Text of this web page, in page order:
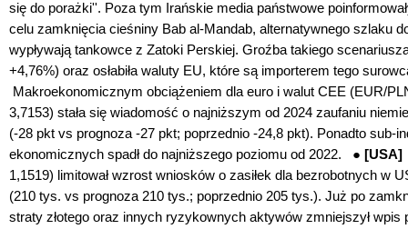
się do porażki''. Poza tym Irańskie media państwowe
celu zamknięcia cieśniny Bab al-Mandab, alternatywnego szlaku
wypływają tankowce z Zatoki Perskiej. Groźba takiego
+4,76%) oraz osłabiła waluty EU, które są importerem tego
Makroekonomicznym obciążeniem dla euro i walut CEE (EUR/
3,7153) stała się wiadomość o najniższym od 2024 zaufaniu
(-28 pkt vs prognoza -27 pkt; poprzednio -24,8 pkt). Ponadto sub-
ekonomicznych spadł do najniższego poziomu od 2022. ●
1,1519) limitował wzrost wniosków o zasiłek dla bezrobotnych w
(210 tys. vs prognoza 210 tys.; poprzednio 205 tys.). Już po
straty złotego oraz innych ryzykownych aktywów zmniejszył wpis